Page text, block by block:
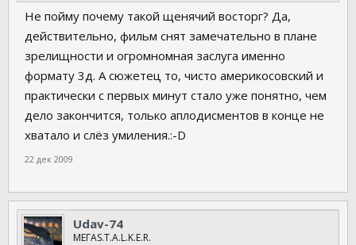
Не пойму почему такой щенячий восторг? Да,
действительно, фильм снят замечательно в плане
зрелищности и огромномная заслуга именно
формату 3д. А сюжетец то, чисто америкосовский и
практически с первых минут стало уже понятно, чем
дело закончится, только аплодисментов в конце не
хватало и слёз умиления.:-D
22 дек 2009
Udav-74
МЕГАS.T.A.L.K.E.R.